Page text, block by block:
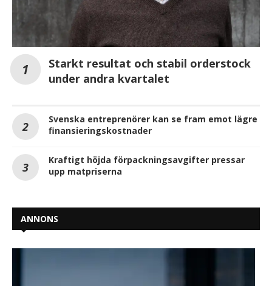
Starkt resultat och stabil orderstock
under andra kvartalet
Svenska entreprenörer kan se fram emot lägre
finansieringskostnader
Kraftigt höjda förpackningsavgifter pressar
upp matpriserna
ANNONS